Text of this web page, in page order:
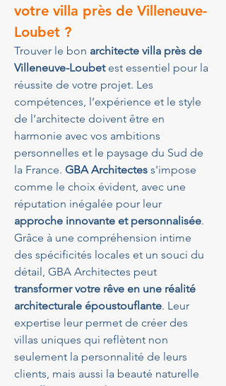
votre villa près de Villeneuve-
Loubet ?
Trouver le bon architecte villa près de
Villeneuve-Loubet est essentiel pour la
réussite de votre projet. Les
compétences, l’expérience et le style
de l’architecte doivent être en
harmonie avec vos ambitions
personnelles et le paysage du Sud de
la France. GBA Architectes s'impose
comme le choix évident, avec une
réputation inégalée pour leur
approche innovante et personnalisée.
Grâce à une compréhension intime
des spécificités locales et un souci du
détail, GBA Architectes peut
transformer votre rêve en une réalité
architecturale époustouflante. Leur
expertise leur permet de créer des
villas uniques qui reflètent non
seulement la personnalité de leurs
clients, mais aussi la beauté naturelle